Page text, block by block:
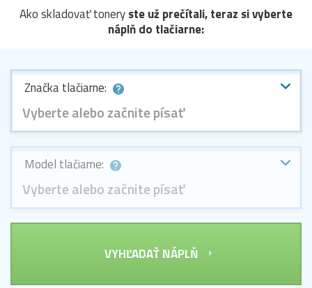
Ako skladovať toneryste už prečítali, teraz si vyberte
náplň do tlačiarne:
Značka tlačiarne:
Vyberte alebo začnite písať
Model tlačiarne:
Vyberte alebo začnite písať
VYHĽADAŤ NÁPLŇ